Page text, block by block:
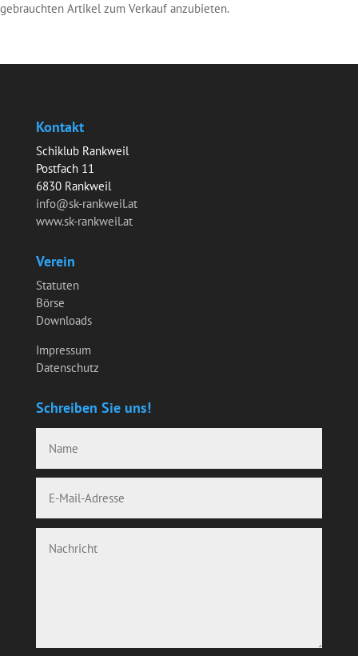
gebrauchten Artikel zum Verkauf anzubieten.
Kontakt
Schiklub Rankweil
Postfach 11
6830 Rankweil
info@sk-rankweil.at
www.sk-rankweil.at
Verein
Statuten
Börse
Downloads
Impressum
Datenschutz
Schreiben Sie uns!